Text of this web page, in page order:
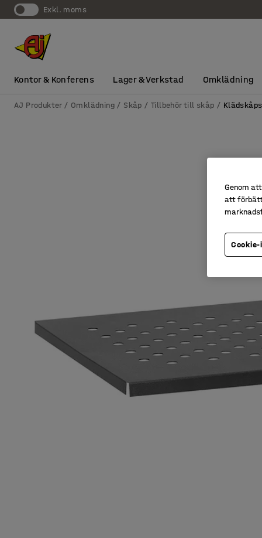
exkl. moms
Kontor & Konferens Lager & Verkstad Omklädning
AJ Produkter Omklädning Skåp Tillbehör till skåp
Genom
att